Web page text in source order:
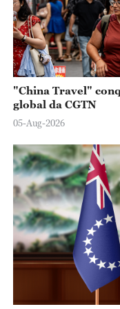
"China Travel"
global da CGTN
05-Aug-2026